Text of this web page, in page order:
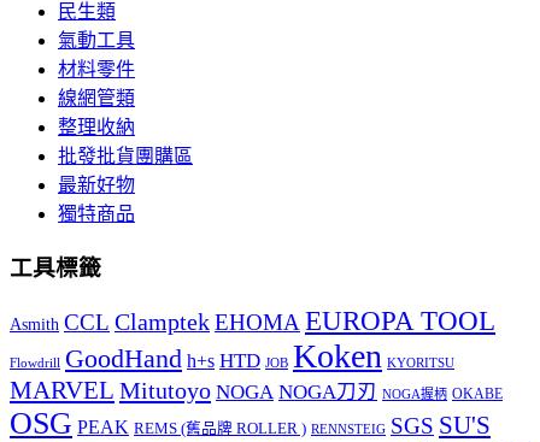
民生類
氣動工具
材料零件
線網管類
整理收納
批發批貨團購區
最新好物
獨特商品
工具標籤
Asmith CCL ClamptekEHOMA EUROPA TOOL
Flowdrill GoodHand h+s HTD JOB Koken KYORITSU
MARVEL Mitutoyo NOGA NOGA刀刃 NOGA握柄 OKABE
OSG PEAK REMS (舊品牌 ROLLER ) RENNSTEIG SGS SU'S